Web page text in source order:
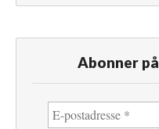
Abonner